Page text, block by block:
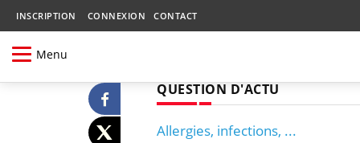
INSCRIPTION CONNEXION CONTACT
Menu
QUESTION D'ACTU
Allergies, infections, ...